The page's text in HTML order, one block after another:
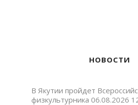
НОВОСТИ
В Якутии пройдет
физкультурника 06.08.2026